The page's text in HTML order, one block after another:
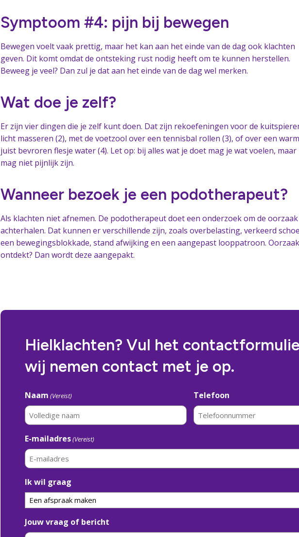
Symptoom #4: pijn bij bewegen
Bewegen voelt vaak prettig, maar het kan aan het einde van de dag ook klachten
geven. Dit komt omdat de ontsteking rust nodig heeft om te kunnen herstellen.
Beweeg je veel? Dan zul je dat aan het einde van de dag wel merken.
Wat doe je zelf?
Er zijn vier dingen die je zelf kunt doen. Dat zijn rekoefeningen voor de
licht masseren (2), met de voetzool over een tennisbal rollen (3), of over een
juist bevroren flesje water (4). Let op: bij alles wat je doet mag je wat voelen,
mag niet pijnlijk zijn.
Wanneer bezoek je een podotherapeut?
Als klachten niet afnemen. De podotherapeut doet een onderzoek om de
achterhalen. Dat kunnen er verschillende zijn, zoals overbelasting, verkeerd
een bewegingsblokkade, stand afwijking en een aangepast looppatroon. Oorzaak
ontdekt? Dan wordt deze aangepakt.
Hielklachten? Vul het
wij nemen contact met je op.
Naam (Vereist) Telefoon
E-mailadres(Vereist)
Ik wil graag
Jouw vraag of bericht